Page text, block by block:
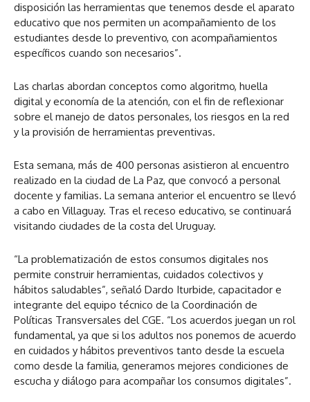
disposición las herramientas que tenemos desde el aparato
educativo que nos permiten un acompañamiento de los
estudiantes desde lo preventivo, con acompañamientos
específicos cuando son necesarios”.
Las charlas abordan conceptos como algoritmo, huella
digital y economía de la atención, con el fin de reflexionar
sobre el manejo de datos personales, los riesgos en la red
y la provisión de herramientas preventivas.
Esta semana, más de 400 personas asistieron al encuentro
realizado en la ciudad de La Paz, que convocó a personal
docente y familias. La semana anterior el encuentro se llevó
a cabo en Villaguay. Tras el receso educativo, se continuará
visitando ciudades de la costa del Uruguay.
“La problematización de estos consumos digitales nos
permite construir herramientas, cuidados colectivos y
hábitos saludables”, señaló Dardo Iturbide, capacitador e
integrante del equipo técnico de la Coordinación de
Políticas Transversales del CGE. “Los acuerdos juegan un rol
fundamental, ya que si los adultos nos ponemos de acuerdo
en cuidados y hábitos preventivos tanto desde la escuela
como desde la familia, generamos mejores condiciones de
escucha y diálogo para acompañar los consumos digitales”.